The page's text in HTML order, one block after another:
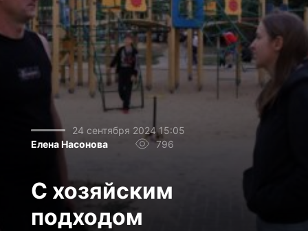
24 сентября 2024 15:05
Елена Насонова
796
С хозяйским
подходом